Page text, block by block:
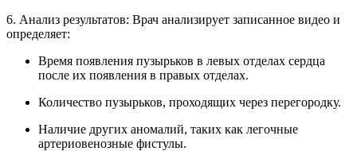
6. Анализ результатов: Врач анализирует записанное видео и
определяет:
Время появления пузырьков в левых отделах сердца
после их появления в правых отделах.
Количество пузырьков, проходящих через перегородку.
Наличие других аномалий, таких как легочные
артериовенозные фистулы.